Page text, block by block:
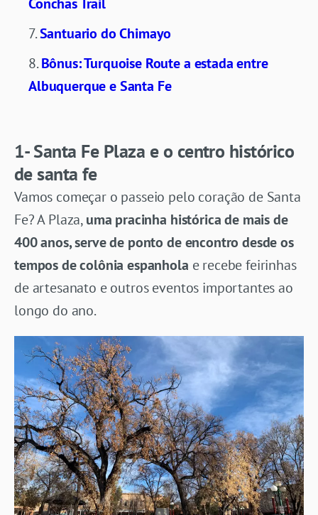
Santuario do Chimayo
Bônus: Turquoise Route a estada entre
Albuquerque e Santa Fe
1- Santa Fe Plaza e o centro histórico
de santa fe
Vamos começar o passeio pelo coração de Santa
Fe? A Plaza,uma pracinha histórica de mais de
400 anos, serve de ponto de encontro desde os
tempos de colônia espanhola e recebe feirinhas
de artesanato e outros eventos importantes ao
longo do ano.